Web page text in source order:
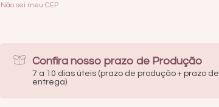
Não sei meu CEP
Confira nosso prazo de Produção
7 a 10 dias úteis (prazo de produção + prazo de
entrega)